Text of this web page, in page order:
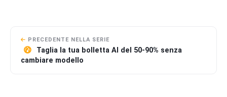
PRECEDENTE NELLA SERIE
Taglia la tua bolletta AI del 50-90% senza
cambiare modello